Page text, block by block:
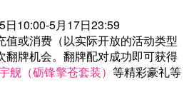
10:00-5月17日23:59
值或消费（以实际开放的活动类型
翻牌机会。翻牌配对成功即可获得
舰（砺锋擎苍套装） 等精彩豪礼等